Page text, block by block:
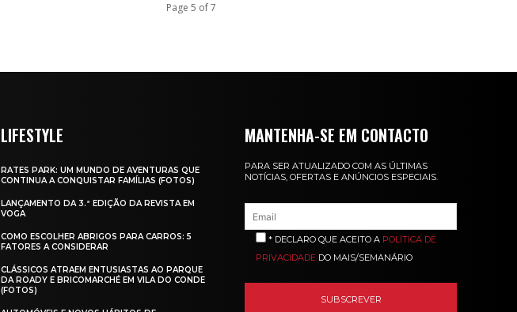
Page 5 of 7
LIFESTYLE
RATES PARK: UM MUNDO DE AVENTURAS QUE
CONTINUA A CONQUISTAR FAMÍLIAS (FOTOS)
LANÇAMENTO DA 3.ª EDIÇÃO DA REVISTA EM
VOGA
COMO ESCOLHER ABRIGOS PARA CARROS: 5
FATORES A CONSIDERAR
CLÁSSICOS ATRAEM ENTUSIASTAS AO PARQUE
DA ROADY E BRICOMARCHÉ EM VILA DO CONDE
(FOTOS)
MANTENHA-SE EM CONTACTO
PARA SER ATUALIZADO COM AS ÚLTIMAS
NOTÍCIAS, OFERTAS E ANÚNCIOS ESPECIAIS.
* DECLARO QUE ACEITO A POLÍTICA DE
PRIVACIDADE DO MAIS/SEMANÁRIO